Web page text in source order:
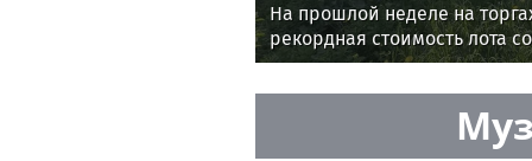
На прошлой неделе на
рекордная стоимость лота
рублей